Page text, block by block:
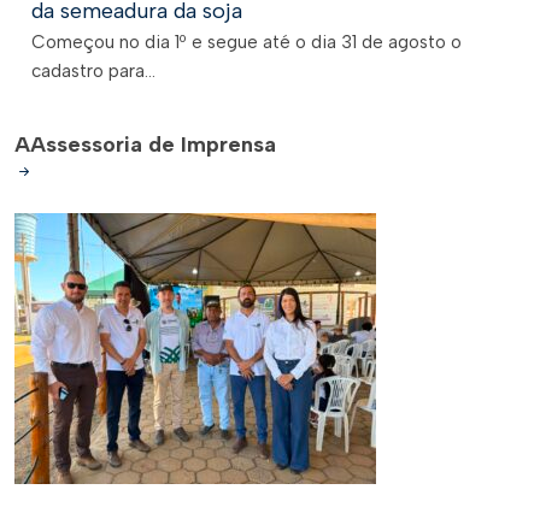
da semeadura da soja
Começou no dia 1º e segue até o dia 31 de agosto o
cadastro para...
AAssessoria de Imprensa